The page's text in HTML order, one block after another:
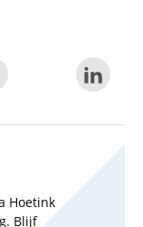
Hoetink
Blijf